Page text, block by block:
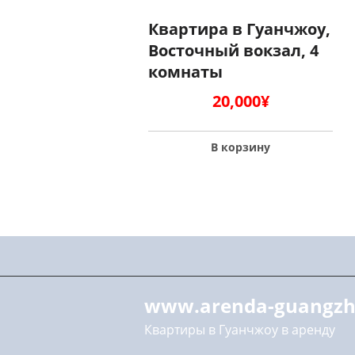
Квартира в Гуанчжоу,
Восточный вокзал, 4
комнаты
20,000¥
В корзину
www.arenda-
Квартиры в Гуанчжоу в аренду